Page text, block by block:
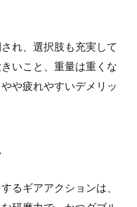
のスポンジバフ】用途や
めをご紹介
も紹介
れ、選択肢も充実して
いこと、重量は重くな
や疲れやすいデメリッ
るギアアクションは、